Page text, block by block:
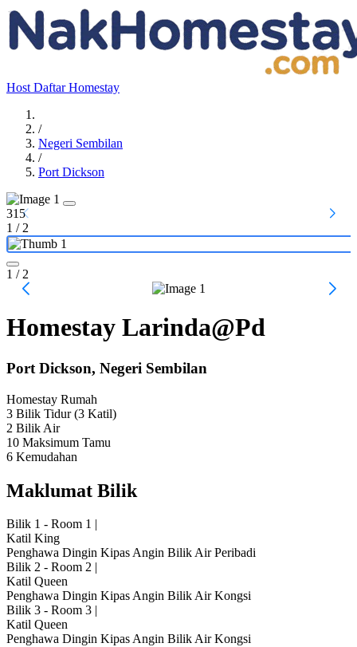
Host Daftar Homestay
/
Negeri Sembilan
/
Port Dickson
315
1 / 2
1 / 2
Homestay Larinda@Pd
Port Dickson, Negeri Sembilan
Homestay Rumah
3 Bilik Tidur(3 Katil)
2 Bilik Air
10 Maksimum Tamu
6 Kemudahan
Maklumat Bilik
Bilik 1 - Room 1 |
Katil King
Penghawa Dingin Kipas Angin Bilik Air Peribadi
Bilik 2 - Room 2 |
Katil Queen
Penghawa Dingin Kipas Angin Bilik Air Kongsi
Bilik 3 - Room 3 |
Katil Queen
Penghawa Dingin Kipas Angin Bilik Air Kongsi